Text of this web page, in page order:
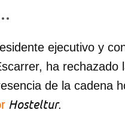
ejecutivo y
ha rechazado
de la cadena
Hosteltur.